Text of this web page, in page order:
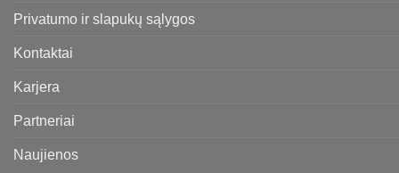
Privatumo ir slapukų sąlygos
Kontaktai
Karjera
Partneriai
Naujienos